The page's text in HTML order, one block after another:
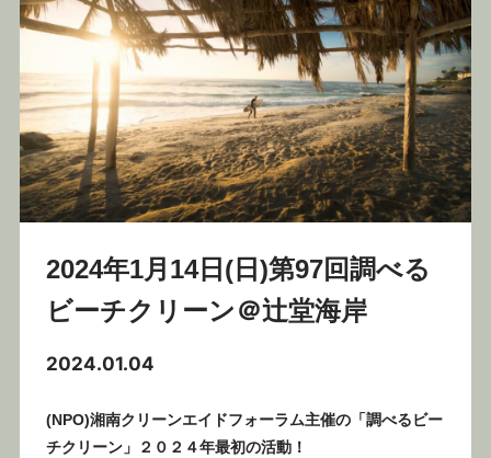
2024年1月14日(日)第97回調べる
ビーチクリーン＠辻堂海岸
2024.01.04
(NPO)湘南クリーンエイドフォーラム主催の「調べるビー
チクリーン」２０２４年最初の活動！